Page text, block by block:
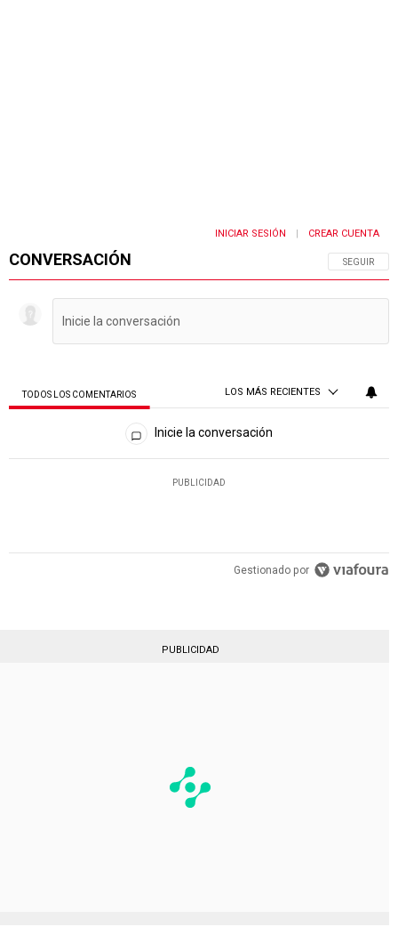
CONVERSACIÓN SIGA ESTA
SEGUIR
INICIAR SESIÓN CREAR CUENTA
TODOS LOS COMENTARIOS LOS MÁS RECIENTES
Todos los comentarios
Inicie la conversación
PUBLICIDAD
Gestionado por
PUBLICIDAD